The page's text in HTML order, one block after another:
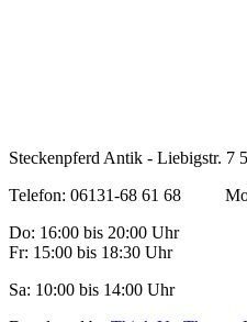
Steckenpferd Antik - Liebigstr. 7
Telefon: 06131-68 61 68
Do: 16:00 bis 20:00 Uhr
Fr: 15:00 bis 18:30 Uhr
Sa: 10:00 bis 14:00 Uhr